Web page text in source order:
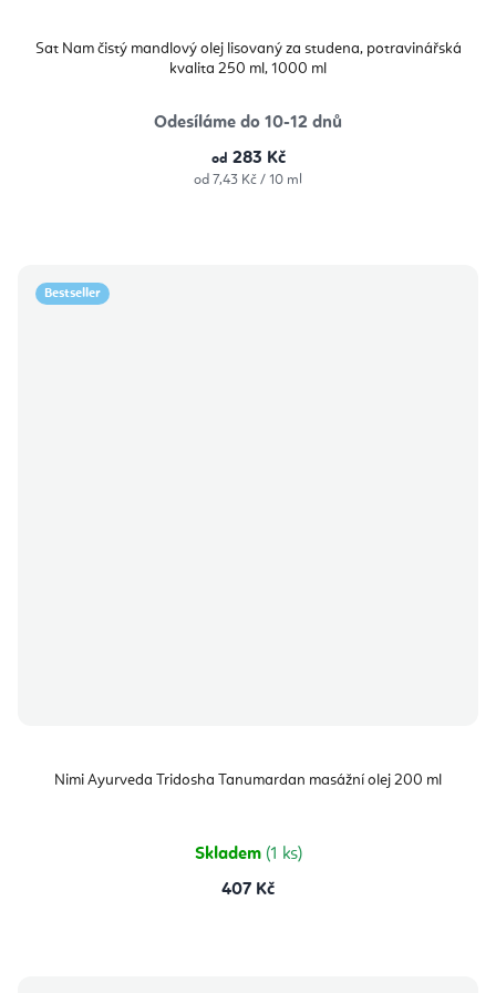
Sat Nam čistý mandlový olej lisovaný za studena, potravinářská
kvalita 250 ml, 1000 ml
Odesíláme do 10-12 dnů
od 283 Kč
Měrná
od 7,43 Kč / 10 ml
Bestseller
Nimi Ayurveda Tridosha Tanumardan masážní olej 200 ml
Skladem (1 ks)
407 Kč